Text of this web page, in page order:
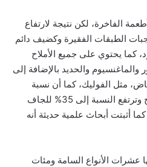
الفاخرة، لكن نتيجة لارتفاع
الطبقات الفقيرة وكضيف دائم
كما يحتوي على جميع الأملاح
والماغنسيوم والحديد بالإضافة إلى
مثل الفوليك، كما أن نسبة
البروتين به نحو 3,5% وهو طازج وترتفع النسبة إلى 35% للجاف
أثبتت أبحاث علمية حديثة أنه
عشرات الأنواع السامة ومئات